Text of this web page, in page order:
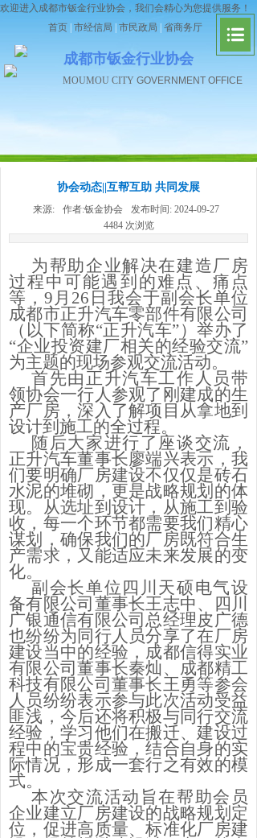
MOUMOU CITY GOVERNMENT OFFICE
欢迎进入成都市钣金行业协会，我们会精心为您提供服务！
成都市钣金行业协会
首页 市经信局 市民政局 省商务厅
协会动态||互帮互助 共同发展
来源: 作者:钣金协会 发布时间: 2024-09-27
4484 次浏览
为帮助企业解决在建造厂房
过程中可能遇到的难点、痛点
等， 9月26日我会于副会长单位
成都市正升汽车零部件有限公司
（以下简称“正升汽车”） 举办了
“企业投资建厂相关的经验交流”
为主题的现场参观交流活动。
首先由正升汽车工作人员带
领协会一行人参观了刚建成的生
产厂房，深入了解项目从拿地到
设计到施工的全过程。
随后大家进行了座谈交流，
正升汽车董事长廖端兴表示，我
们要明确厂房建设不仅仅是砖石
水泥的堆砌，更是战略规划的体
现。从选址到设计，从施工到验
收，每一个环节都需要我们精心
谋划，确保我们的厂房既符合生
产需求，又能适应未来发展的变
化。
副会长单位四川天硕电气设
备有限公司董事长王志中、四川
广银通信有限公司总经理皮广德
也纷纷为同行人员分享了在厂房
建设当中的经验，成都信得实业
有限公司董事长秦灿、成都精工
科技有限公司董事长王勇等参会
人员纷纷表示参与此次活动受益
匪浅，今后还将积极与同行交流
经验，学习他们在搬迁、建设过
程中的宝贵经验，结合自身的实
际情况，形成一套行之有效的模
式。
本次交流活动旨在帮助会员
企业建立厂房建设的战略规划定
位，促进高质量、标准化厂房建